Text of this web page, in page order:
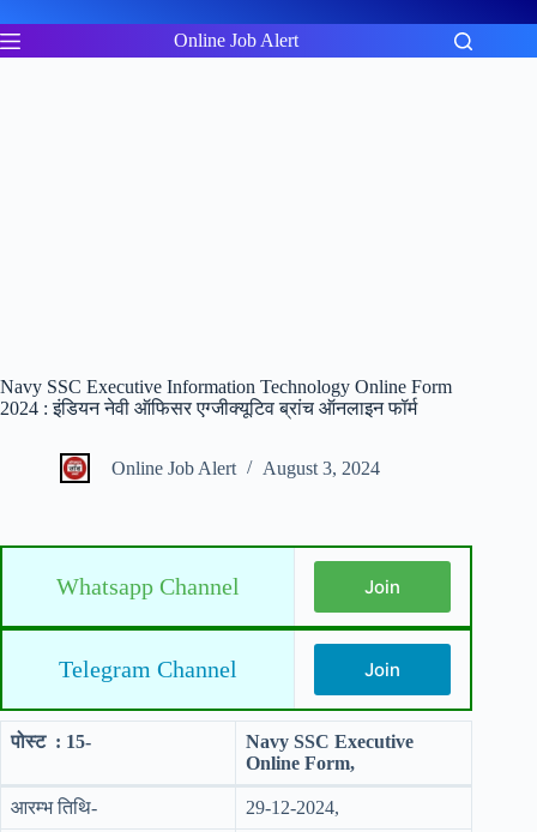
to
content
Online Job Alert
Navy SSC Executive Information Technology Online Form
2024 : इंडियन नेवी ऑफिसर एग्जीक्यूटिव ब्रांच ऑनलाइन फॉर्म
Online Job Alert August 3, 2024
Whatsapp Channel Join
Telegram Channel Join
पोस्ट : 15-
Navy SSC Executive
Online Form,
आरम्भ तिथि- 29-12-2024,